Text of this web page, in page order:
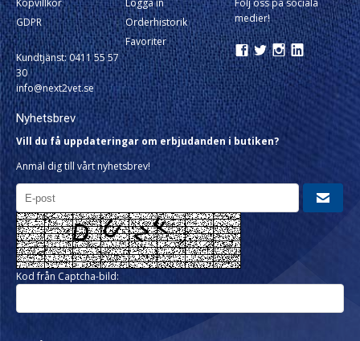
Köpvillkor
GDPR
Kundtjänst: 0411 55 57
30
info@next2vet.se
Logga in
Orderhistorik
Favoriter
Följ oss på sociala
medier!
Nyhetsbrev
Vill du få uppdateringar om erbjudanden i butiken?
Anmäl dig till vårt nyhetsbrev!
Kod från Captcha-bild: